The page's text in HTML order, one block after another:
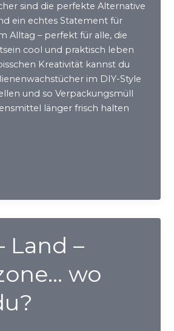
sind die perfekte Alternative
ein echtes Statement für
Alltag – perfekt für alle, die
cool und praktisch leben
Kreativität kannst du
im DIY-Style
und so Verpackungsmüll
länger frisch halten
Land –
wo